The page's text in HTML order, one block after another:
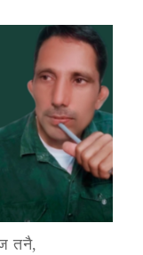
तनै,